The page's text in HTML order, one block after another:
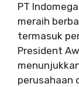
PT
meraih
termasuk
President
perusahaan